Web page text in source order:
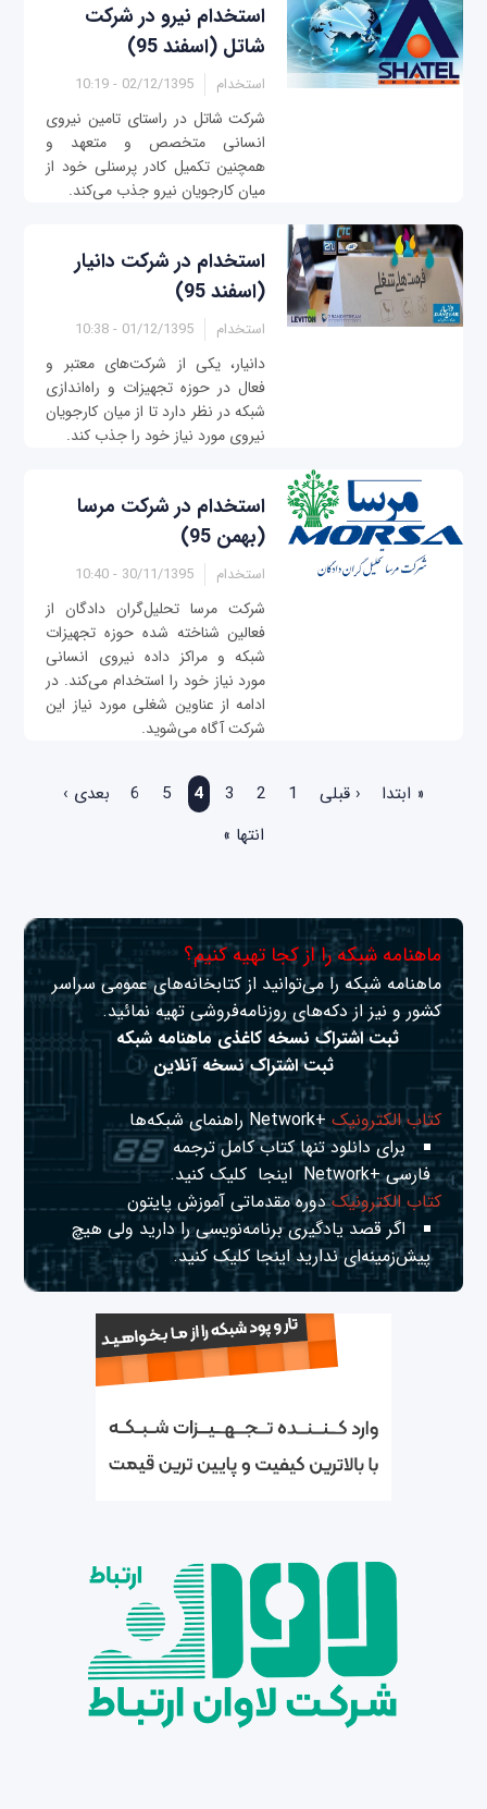
استخدام نیرو در شرکت
شاتل (اسفند 95)
استخدام 02/12/1395 - 10:19
شرکت شاتل در راستای تامین نیروی
انسانی متخصص و متعهد و
همچنین تکمیل کادر پرسنلی خود از
میان کارجویان نیرو جذب می‌کند.
استخدام در شرکت دانیار
(اسفند 95)
استخدام 01/12/1395 - 10:38
دانیار، یکی از شرکت‌‌های معتبر و
فعال در حوزه تجهیزات و راه‌اندازی
شبکه در نظر دارد تا از میان کارجویان
نیروی مورد نیاز خود را جذب کند.
استخدام در شرکت مرسا
(بهمن 95)
استخدام 30/11/1395 - 10:40
شركت مرسا تحلیل‌گران دادگان از
فعالین شناخته شده حوزه تجهیزات
شبکه و مراکز داده نیروی انسانی
مورد نیاز خود را استخدام می‌کند. در
ادامه از عناوین شغلی مورد نیاز این
شرکت آگاه می‌شوید.
« ابتدا ‹ قبلی 1
2
3
4
5
6
بعدی ›
انتها »
ماهنامه شبکه را از کجا تهیه کنیم؟
ماهنامه شبکه را می‌توانید از کتابخانه‌های عمومی سراسر
کشور و نیز از دکه‌های روزنامه‌فروشی تهیه نمائید.
ثبت اشتراک نسخه کاغذی ماهنامه شبکه
ثبت اشتراک نسخه آنلاین
کتاب الکترونیک+Network راهنمای شبکه‌ها
برای دانلود تنها کتاب کامل ترجمه
فارسی +Network
اینجا کلیک کنید.
کتاب الکترونیکدوره مقدماتی آموزش پایتون
اگر قصد یادگیری برنامه‌نویسی را دارید ولی هیچ
پیش‌زمینه‌ای نداریداینجا کلیک کنید.